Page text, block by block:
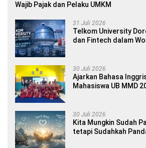
Wajib Pajak dan Pelaku UMKM
31 Juli 2026
Telkom University
dan Fintech dalam
30 Juli 2026
Ajarkan Bahasa
Mahasiswa UB MMD
30 Juli 2026
Kita Mungkin Sudah
tetapi Sudahkah